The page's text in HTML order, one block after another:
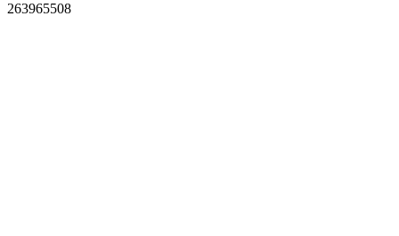
263965508